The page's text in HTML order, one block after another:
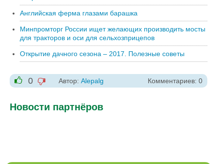
Английская ферма глазами барашка
Минпромторг России ищет желающих производить мосты
для тракторов и оси для сельхозприцепов
Открытие дачного сезона – 2017. Полезные советы
+1
0
-1
Автор: Alepalg Комментариев: 0
Новости партнёров